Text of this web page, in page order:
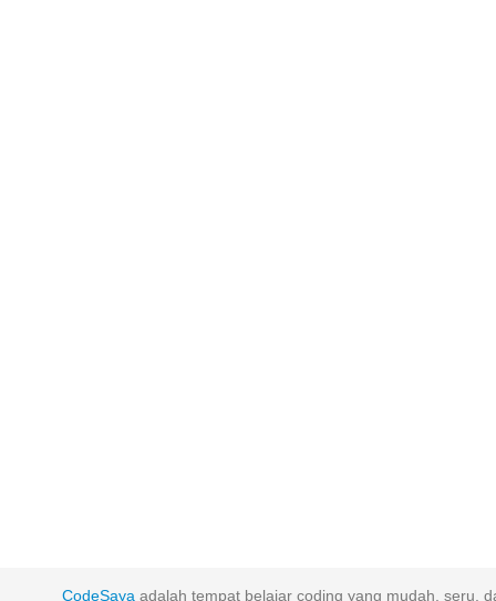
CodeSaya adalah tempat belajar coding yang mudah, seru,